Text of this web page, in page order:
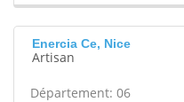
Enercia Ce, Nice
Artisan
Département: 06